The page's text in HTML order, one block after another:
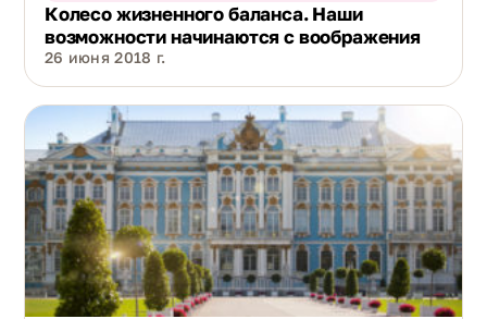
Колесо жизненного баланса. Наши
возможности начинаются с воображения
26 июня 2018 г.